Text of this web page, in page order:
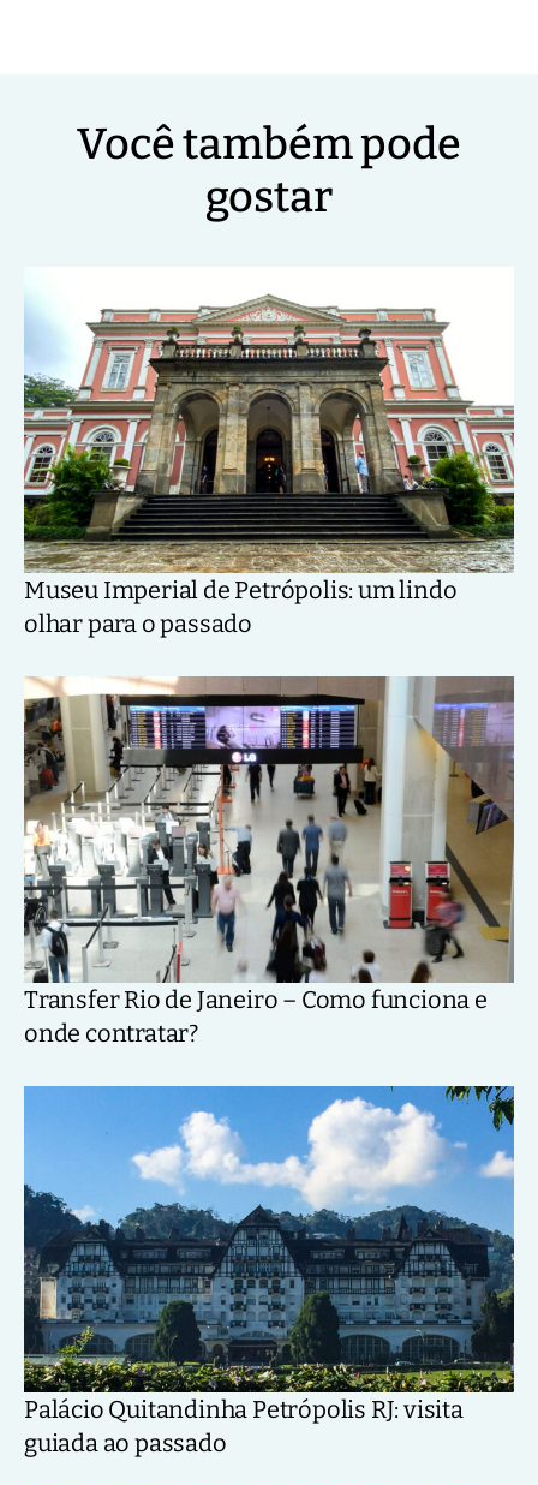
Você também pode
gostar
Museu Imperial de Petrópolis: um lindo
olhar para o passado
Transfer Rio de Janeiro – Como funciona e
onde contratar?
Palácio Quitandinha Petrópolis RJ: visita
guiada ao passado